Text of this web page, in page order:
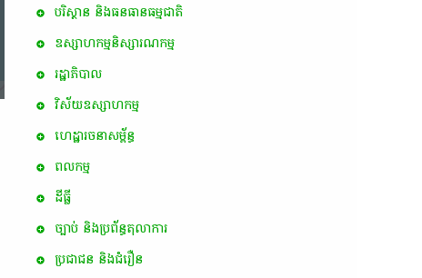
បរិស្ថាន និងធនធានធម្មជាតិ
ឧស្សាហកម្មនិស្សារណកម្ម
រដ្ឋាភិបាល
វិស័យឧស្សាហកម្ម
ហេដ្ឋារចនាសម្ព័ន្ធ
ពល​កម្ម
ដីធ្លី
ច្បាប់ និងប្រព័ន្ធតុលាការ
ប្រជាជន និងជំរឿន